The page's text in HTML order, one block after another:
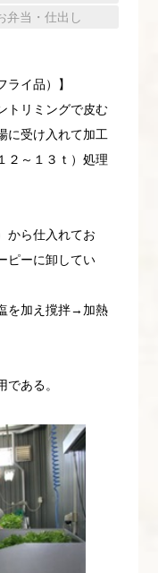
弁当・仕出し
ライ品）】
トリミングで皮む
に受け入れて加工
２～１３ｔ）処理
から仕入れてお
ピーに卸してい
を加え撹拌→加熱
ある。